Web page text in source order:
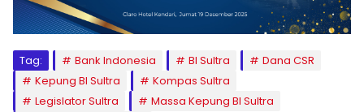
Tag: Bank Indonesia BI Sultra
Dana CSR
Kepung BI Sultra
Kompas Sultra
Legislator Sultra
Massa Kepung BI Sultra